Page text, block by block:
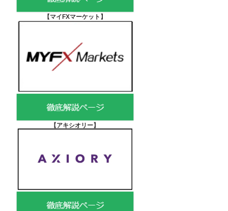
【マイFXマーケット 】
【アキシオリー】